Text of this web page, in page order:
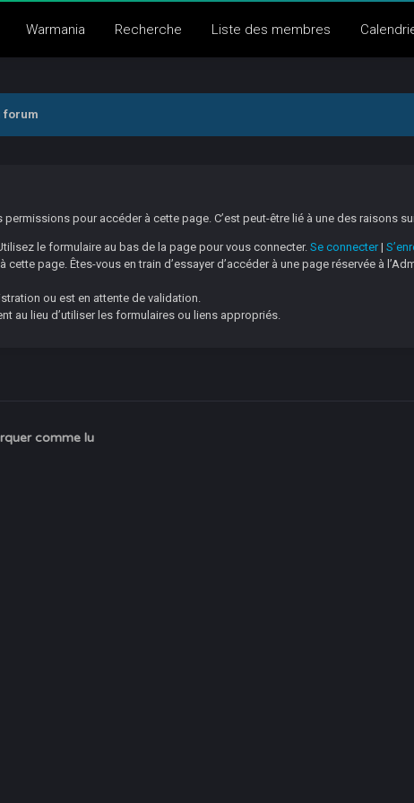
Warmania Recherche Liste des membres
forum
permissions pour accéder à cette page. C’est peut-être lié à une des raisons
le formulaire au bas de la page pour vous connecter. Se connecter|
cette page. Êtes-vous en train d’essayer d’accéder à une page réservée à
ou est en attente de validation.
au lieu d’utiliser les formulaires ou liens appropriés.
comme lu